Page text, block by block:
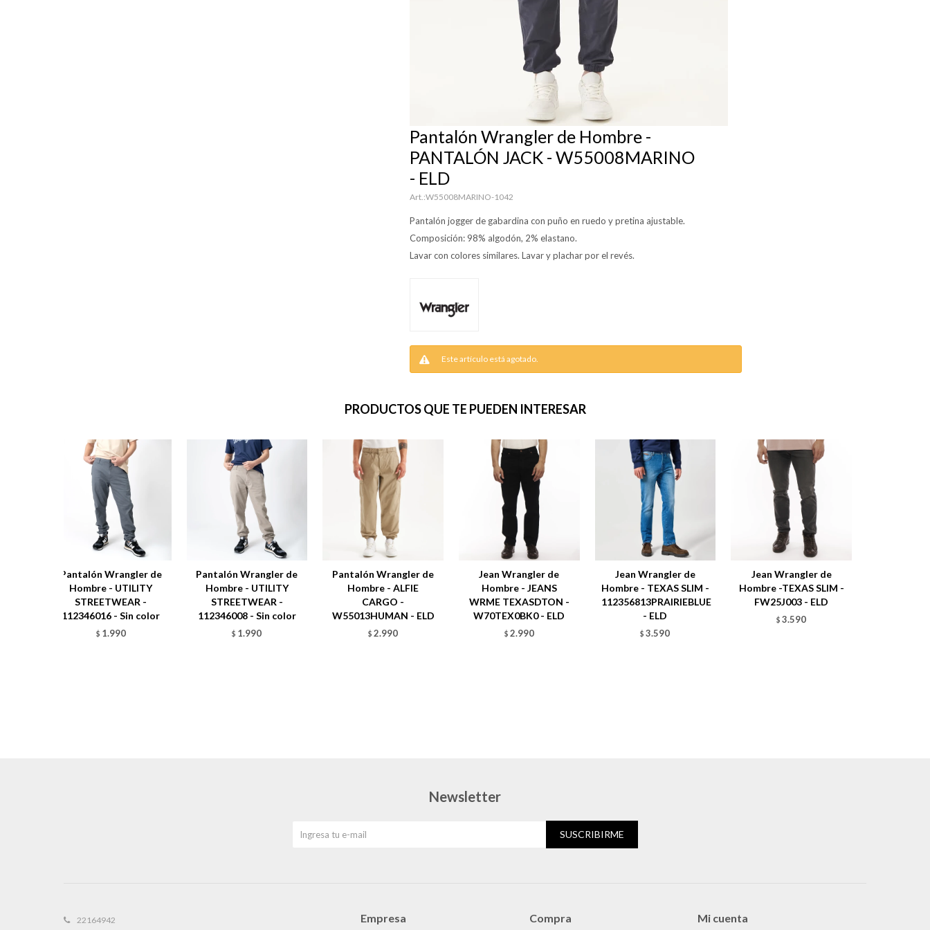
Pantalón Wrangler de Hombre -
PANTALÓN JACK - W55008MARINO
- ELD
W55008MARINO-1042
Pantalón jogger de gabardina con puño en ruedo y pretina ajustable.
Composición: 98% algodón, 2% elastano.
Lavar con colores similares. Lavar y plachar por el revés.
Este artículo está agotado.
PRODUCTOS QUE TE PUEDEN INTERESAR
Pantalón Wrangler de
Hombre - UTILITY
STREETWEAR -
112346016 - Sin color
$ 1.990
Pantalón Wrangler de
Hombre - UTILITY
STREETWEAR -
112346008 - Sin color
$ 1.990
Pantalón Wrangler de
Hombre - ALFIE
CARGO -
W55013HUMAN - ELD
$ 2.990
Jean Wrangler de
Hombre - JEANS
WRME TEXASDTON -
W70TEX0BK0 - ELD
$ 2.990
Jean Wrangler de
Hombre - TEXAS SLIM -
112356813PRAIRIEBLUE
- ELD
$ 3.590
Jean Wrangler de
Hombre -TEXAS SLIM -
FW25J003 - ELD
$ 3.590
22164942 Empresa Compra Mi cuenta
Newsletter
SUSCRIBIRME